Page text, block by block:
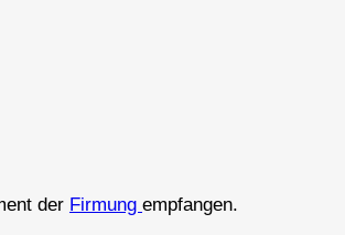
der Firmungempfangen.